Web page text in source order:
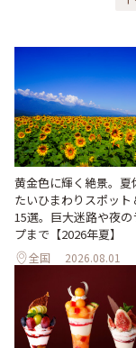
黄金色に輝く絶景。夏
たいひまわりスポット
15選。巨大迷路や夜の
プまで【2026年夏】
全国 2026.08.01